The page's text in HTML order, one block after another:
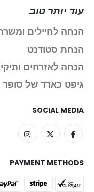
עוד יותר טוב
הנחה לחיילים
הנחת סטודנט
הנחה לאזרחים
גיפט כארד של סופר
SOCIAL MEDIA
PAYMENT METHODS